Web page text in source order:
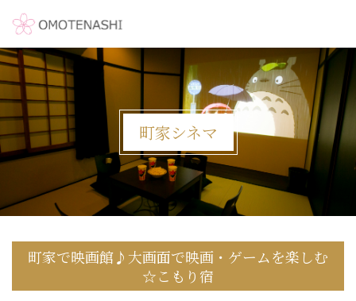
町家シネマ
町家で映画館♪大画面で映画・ゲームを楽しむ
☆こもり宿